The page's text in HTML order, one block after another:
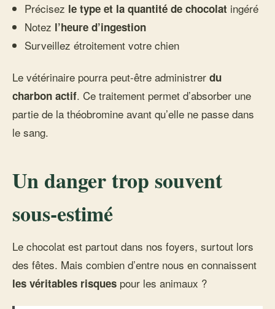
Précisez le type et la quantité de chocolat ingéré
Notez l’heure d’ingestion
Surveillez étroitement votre chien
Le vétérinaire pourra peut-être administrer du
charbon actif. Ce traitement permet d’absorber une
partie de la théobromine avant qu’elle ne passe dans
le sang.
Un danger trop souvent
sous-estimé
Le chocolat est partout dans nos foyers, surtout lors
des fêtes. Mais combien d’entre nous en connaissent
les véritables risques pour les animaux ?